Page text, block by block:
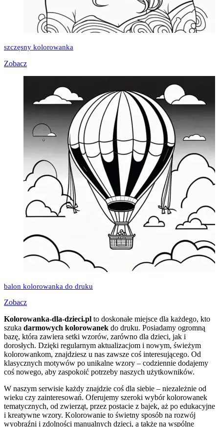
szczęsny kolorowanka
Zobacz
balon kolorowanka do druku
Zobacz
Kolorowanka-dla-dzieci.pl to doskonałe miejsce dla każdego, kto
szuka darmowych kolorowanek do druku. Posiadamy ogromną
bazę, która zawiera setki wzorów, zarówno dla dzieci, jak i
dorosłych. Dzięki regularnym aktualizacjom i nowym, świeżym
kolorowankom, znajdziesz u nas zawsze coś interesującego. Od
klasycznych motywów po unikalne wzory – codziennie dodajemy
coś nowego, aby zaspokoić potrzeby naszych użytkowników.
W naszym serwisie każdy znajdzie coś dla siebie – niezależnie od
wieku czy zainteresowań. Oferujemy szeroki wybór kolorowanek
tematycznych, od zwierząt, przez postacie z bajek, aż po edukacyjne
i kreatywne wzory. Kolorowanie to świetny sposób na rozwój
wyobraźni i zdolności manualnych dzieci, a także na wspólne